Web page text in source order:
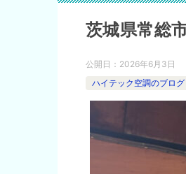
茨城県常総
公開日： 2026年6月3日
ハイテック空調のブログ